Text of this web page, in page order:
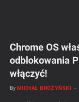
Chrome OS
odblokowania
włączyć!
By MICHAŁ BROŻYŃSKI